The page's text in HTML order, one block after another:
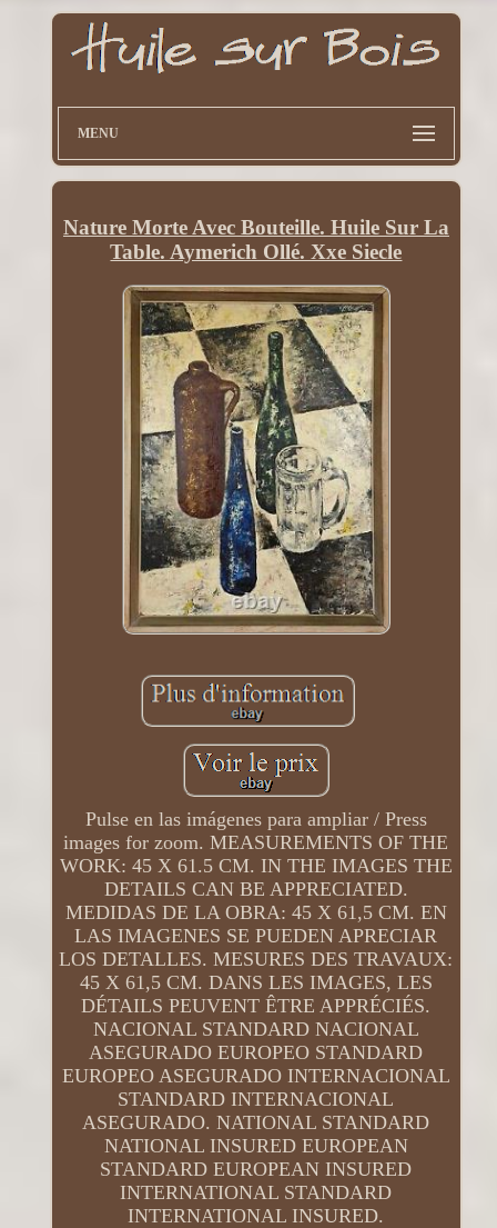
MENU
Nature Morte Avec Bouteille. Huile Sur La
Table. Aymerich Ollé. Xxe Siecle
Pulse en las imágenes para ampliar / Press
images for zoom. MEASUREMENTS OF THE
WORK: 45 X 61.5 CM. IN THE IMAGES THE
DETAILS CAN BE APPRECIATED.
MEDIDAS DE LA OBRA: 45 X 61,5 CM. EN
LAS IMAGENES SE PUEDEN APRECIAR
LOS DETALLES. MESURES DES TRAVAUX:
45 X 61,5 CM. DANS LES IMAGES, LES
DÉTAILS PEUVENT ÊTRE APPRÉCIÉS.
NACIONAL STANDARD NACIONAL
ASEGURADO EUROPEO STANDARD
EUROPEO ASEGURADO INTERNACIONAL
STANDARD INTERNACIONAL
ASEGURADO. NATIONAL STANDARD
NATIONAL INSURED EUROPEAN
STANDARD EUROPEAN INSURED
INTERNATIONAL STANDARD
INTERNATIONAL INSURED.